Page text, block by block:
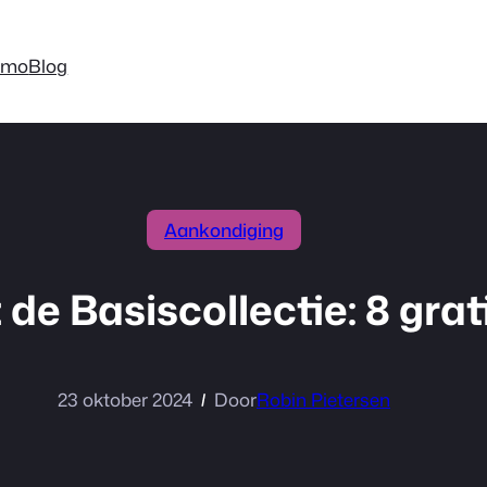
Blog
Aankondiging
Basiscollectie: 8
23 oktober 2024 DoorRobin Pietersen